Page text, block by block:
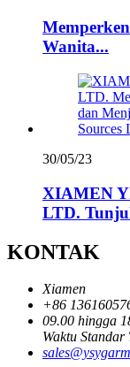
Wanita...
30/05/23
XIAMEN
LTD.
KONTAK
Xiamen
+86
09.00 hingga
Waktu